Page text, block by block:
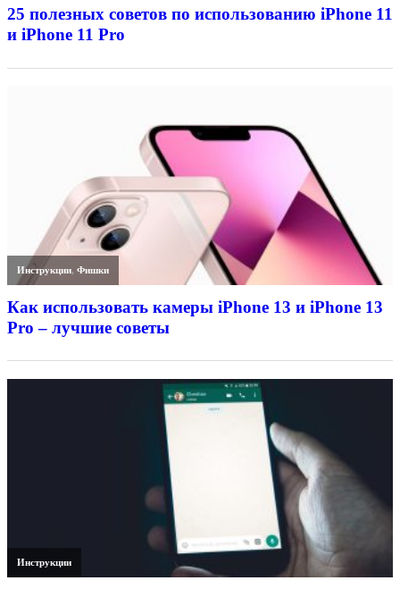
25 полезных советов по использованию iPhone 11
и iPhone 11 Pro
Инструкции,Фишки
Как использовать камеры iPhone 13 и iPhone 13
Pro – лучшие советы
Инструкции